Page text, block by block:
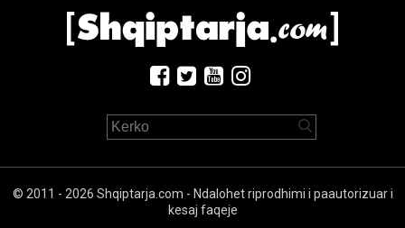
© 2011 - 2026 Shqiptarja.com - Ndalohet riprodhimi i paautorizuar i
kesaj faqeje